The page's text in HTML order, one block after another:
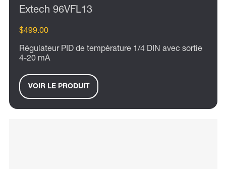
Extech 96VFL13
$499.00
Régulateur PID de température 1/4 DIN avec sortie
4-20 mA
VOIR LE PRODUIT